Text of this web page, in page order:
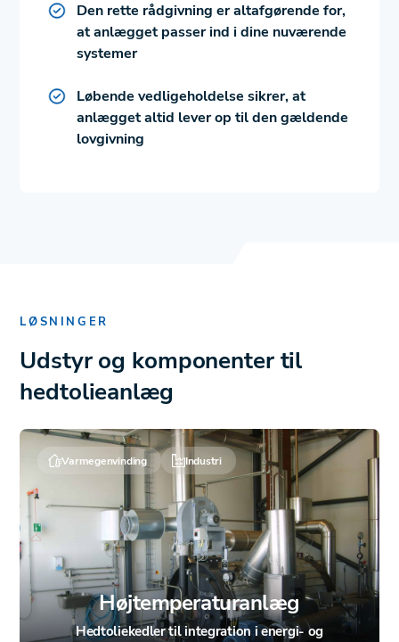
Den rette rådgivning er altafgørende for,
at anlægget passer ind i dine nuværende
systemer
Løbende vedligeholdelse sikrer, at
anlægget altid lever op til den gældende
lovgivning
LØSNINGER
Udstyr og komponenter til
hedtolieanlæg
Varmegenvinding Industri
Højtemperaturanlæg
Hedtoliekedler til integration i energi- og